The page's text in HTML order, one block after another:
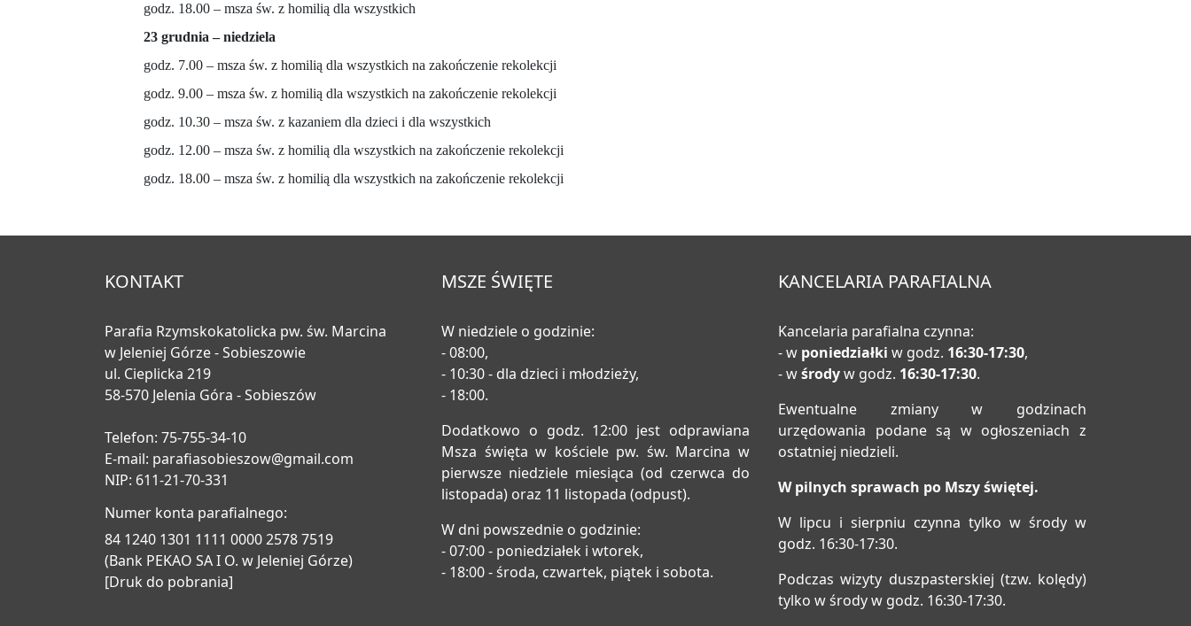
godz. 18.00 – msza św. z homilią dla wszystkich
23 grudnia – niedziela
godz. 7.00 – msza św. z homilią dla wszystkich na zakończenie rekolekcji
godz. 9.00 – msza św. z homilią dla wszystkich na zakończenie rekolekcji
godz. 10.30 – msza św. z kazaniem dla dzieci i dla wszystkich
godz. 12.00 – msza św. z homilią dla wszystkich na zakończenie rekolekcji
godz. 18.00 – msza św. z homilią dla wszystkich na zakończenie rekolekcji
KONTAKT
Parafia Rzymskokatolicka pw. św. Marcina
w Jeleniej Górze - Sobieszowie
ul. Cieplicka 219
58-570 Jelenia Góra - Sobieszów
Telefon: 75-755-34-10
E-mail: parafiasobieszow@gmail.com
NIP: 611-21-70-331
Numer konta parafialnego:
84 1240 1301 1111 0000 2578 7519
(Bank PEKAO SA I O. w Jeleniej Górze)
[Druk do pobrania]
MSZE ŚWIĘTE
W niedziele o godzinie:
- 08:00,
- 10:30 - dla dzieci i młodzieży,
- 18:00.
Dodatkowo o godz. 12:00 jest odprawiana
Msza święta w kościele pw. św. Marcina w
pierwsze niedziele miesiąca (od czerwca do
listopada) oraz 11 listopada (odpust).
W dni powszednie o godzinie:
- 07:00 - poniedziałek i wtorek,
- 18:00 - środa, czwartek, piątek i sobota.
KANCELARIA PARAFIALNA
Kancelaria parafialna czynna:
- w poniedziałki w godz. 16:30-17:30,
- wśrodyw godz. 16:30-17:30.
Ewentualne zmiany w godzinach
urzędowania podane są w ogłoszeniach z
ostatniej niedzieli.
W pilnych sprawach po Mszy świętej.
W lipcu i sierpniu czynna tylko w środy w
godz. 16:30-17:30.
Podczas wizyty duszpasterskiej (tzw. kolędy)
tylko w środy w godz. 16:30-17:30.